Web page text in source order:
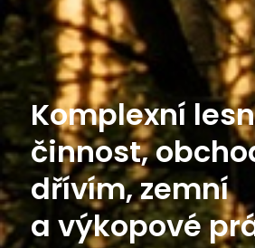
Komplexní
činnost,
dřívím, zemní
a výkopové